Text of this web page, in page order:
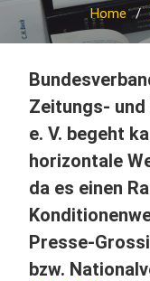
Home
Zeitungs-
e. V. begeht
horizontale
da es einen
Presse-
bzw.